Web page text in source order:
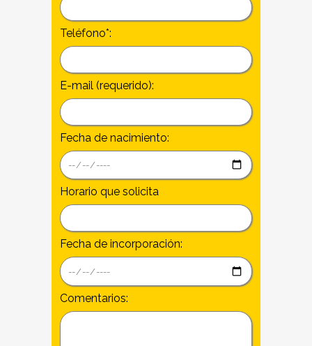
Teléfono*:
E-mail (requerido):
Fecha de nacimiento:
Horario que solicita
Fecha de incorporación:
Comentarios: